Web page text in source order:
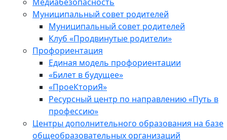
Медиабезопасность
Мyниципальный совет родителей
Муниципальный совет родителей
Клуб «Продвинутые родители»
Профориентация
Единая модель профориентации
«Билет в будущее»
«ПроеКториЯ»
Ресурсный центр по направлению «Путь в
профессию»
Центры дополнительного образования на базе
общеобразовательных организаций